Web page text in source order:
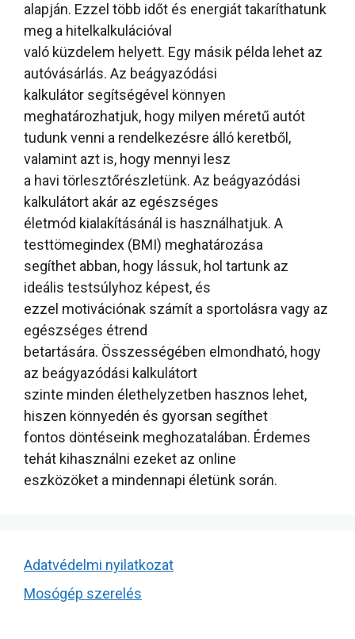
alapján. Ezzel több időt és energiát takaríthatunk
meg a hitelkalkulációval
való küzdelem helyett. Egy másik példa lehet az
autóvásárlás. Az beágyazódási
kalkulátor segítségével könnyen
meghatározhatjuk, hogy milyen méretű autót
tudunk venni a rendelkezésre álló keretből,
valamint azt is, hogy mennyi lesz
a havi törlesztőrészletünk. Az beágyazódási
kalkulátort akár az egészséges
életmód kialakításánál is használhatjuk. A
testtömegindex (BMI) meghatározása
segíthet abban, hogy lássuk, hol tartunk az
ideális testsúlyhoz képest, és
ezzel motivációnak számít a sportolásra vagy az
egészséges étrend
betartására. Összességében elmondható, hogy
az beágyazódási kalkulátort
szinte minden élethelyzetben hasznos lehet,
hiszen könnyedén és gyorsan segíthet
fontos döntéseink meghozatalában. Érdemes
tehát kihasználni ezeket az online
eszközöket a mindennapi életünk során.
Adatvédelmi nyilatkozat
Mosógép szerelés